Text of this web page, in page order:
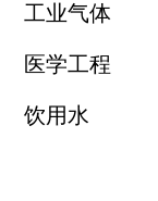
工业气体
医学工程
饮用水